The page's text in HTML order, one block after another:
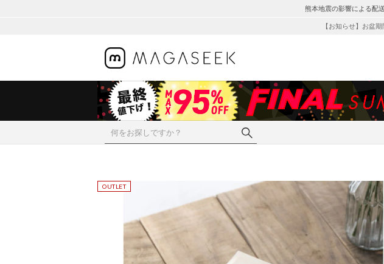
熊本地震の影響による配
【お知らせ】お盆